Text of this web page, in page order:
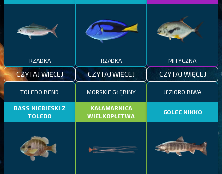
RZADKA
CZYTAJ WIĘCEJ
RZADKA
CZYTAJ WIĘCEJ
MITYCZNA
CZYTAJ WIĘCEJ
TOLEDO BEND
BASS NIEBIESKI Z
TOLEDO
MORSKIE GŁĘBINY
KAŁAMARNICA
WIELKOPŁETWA
JEZIORO BIWA
GOLEC NIKKO